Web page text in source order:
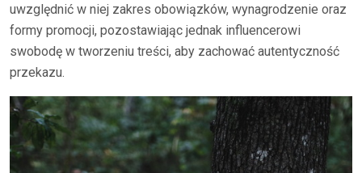
uwzględnić w niej zakres obowiązków, wynagrodzenie oraz
formy promocji, pozostawiając jednak influencerowi
swobodę w tworzeniu treści, aby zachować autentyczność
przekazu.